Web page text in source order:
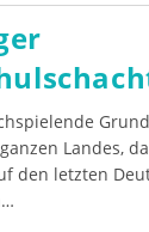
Landes,
den letzten